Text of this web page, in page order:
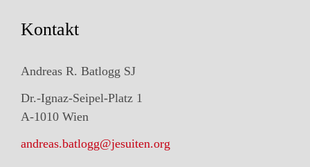
Kontakt
Andreas R. Batlogg SJ
Dr.-Ignaz-Seipel-Platz 1
A-1010 Wien
andreas.batlogg@jesuiten.org